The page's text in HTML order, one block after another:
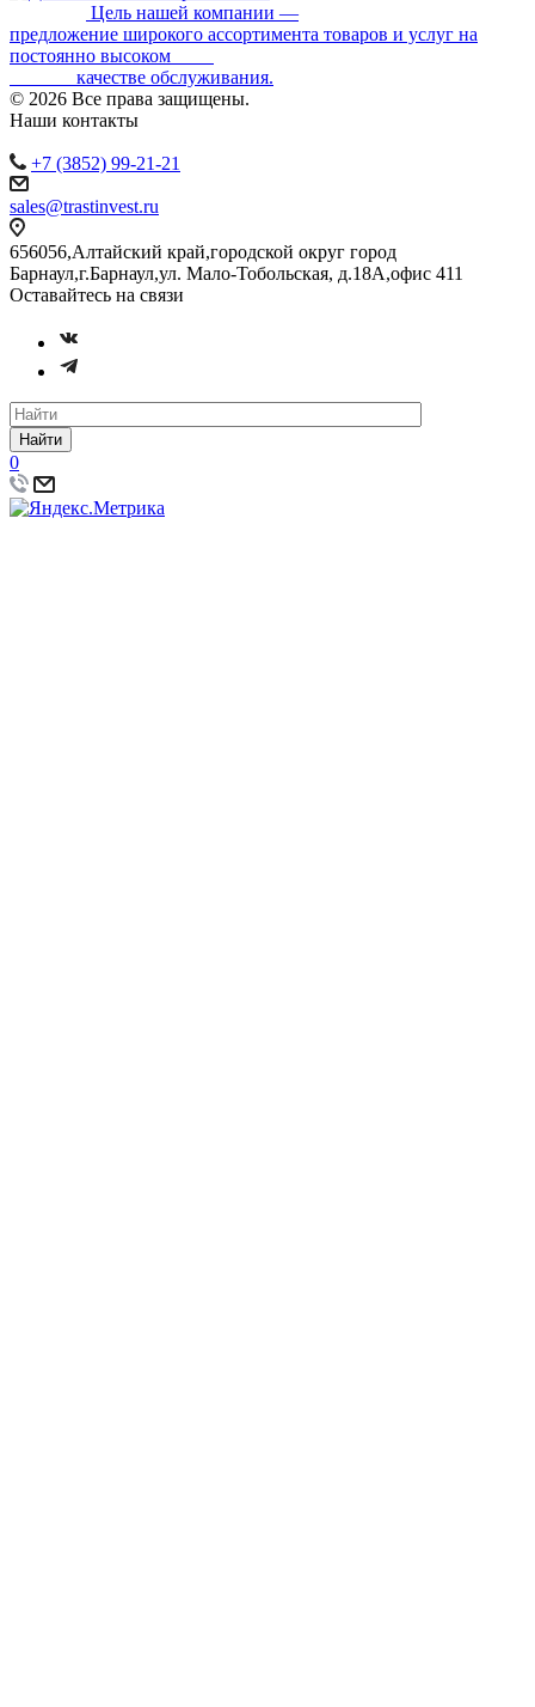
Цель нашей компании —
предложение широкого ассортимента товаров и услуг на
постоянно высоком
качестве обслуживания.
© 2026 Все права защищены.
Наши контакты
+7 (3852) 99-21-21
sales@trastinvest.ru
656056,Алтайский край,городской округ город
Барнаул,г.Барнаул,ул. Мало-Тобольская, д.18А,офис 411
Оставайтесь на связи
Найти
0